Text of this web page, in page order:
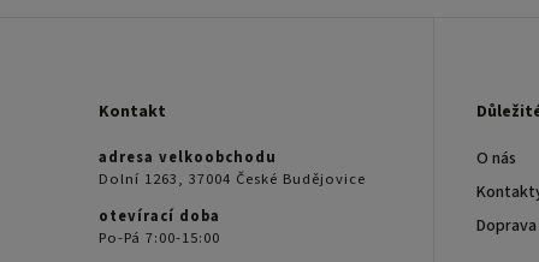
Kontakt
adresa velkoobchodu
Dolní 1263, 37004 České Budějovice
otevírací doba
Po-Pá 7:00-15:00
O nás
Doprava